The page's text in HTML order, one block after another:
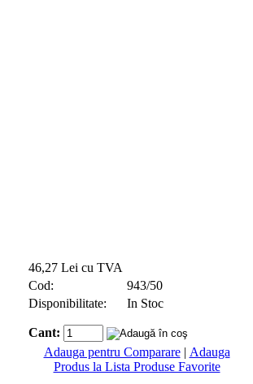
46,27 Lei cu TVA
Cod:
943/50
Disponibilitate:
In Stoc
Cant:
Adauga pentru Comparare | Adauga
Produs la Lista Produse Favorite